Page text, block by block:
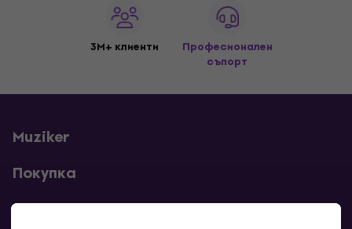
3M+ клиенти
Професионален
съпорт
Muziker
Покупка
Полезни линкове